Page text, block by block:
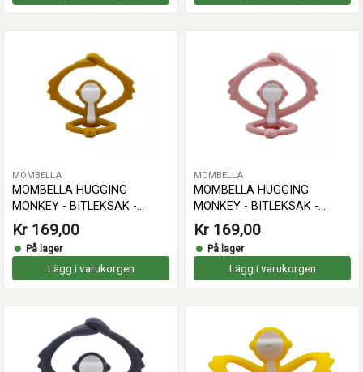
MOMBELLA
MOMBELLA HUGGING
MONKEY - BITLEKSAK -
CURRY
Kr 169,00
På lager
Lägg i varukorgen
MOMBELLA
MOMBELLA HUGGING
MONKEY - BITLEKSAK -
GAMMELROSA
Kr 169,00
På lager
Lägg i varukorgen